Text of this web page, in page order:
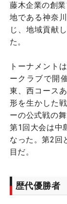
藤木企業の創
地である神奈
じ、地域貢献
た。
トーナメント
ークラブで開
東、西コース
形を生かした
ーの公式戦の
第1回大会は中
なった。第2回
目だ。
歴代優勝者